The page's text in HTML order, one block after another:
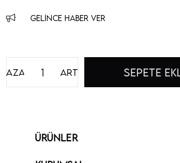
GELINCE HABER VER
Artır
Azalt
ÜRÜNLER